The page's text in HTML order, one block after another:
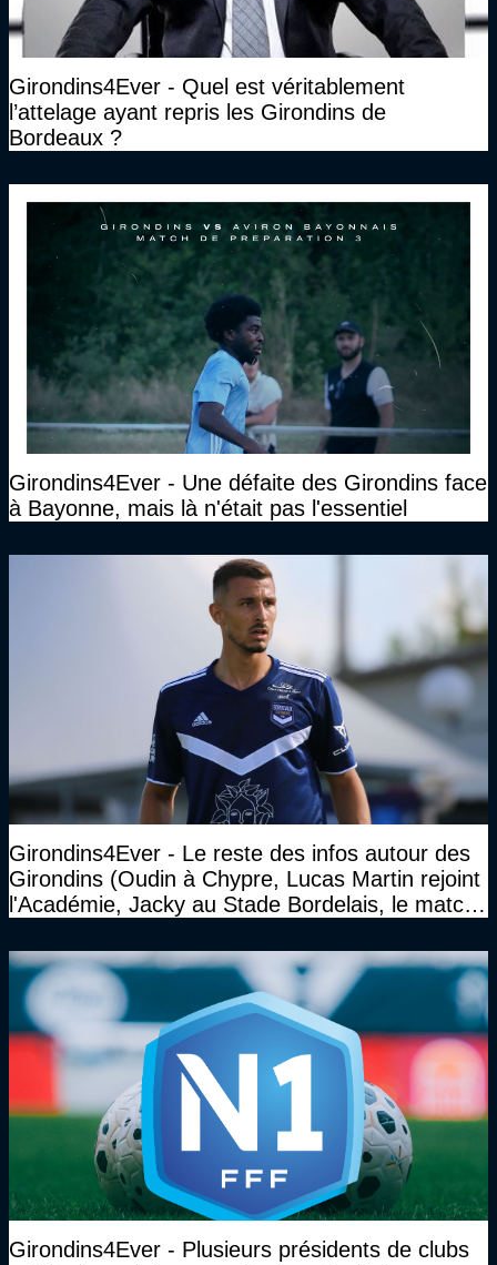
Girondins4Ever - Quel est véritablement
l’attelage ayant repris les Girondins de
Bordeaux ?
Girondins4Ever - Une défaite des Girondins face
à Bayonne, mais là n'était pas l'essentiel
Girondins4Ever - Le reste des infos autour des
Girondins (Oudin à Chypre, Lucas Martin rejoint
l'Académie, Jacky au Stade Bordelais, le match
Girondins4Ever - Plusieurs présidents de clubs